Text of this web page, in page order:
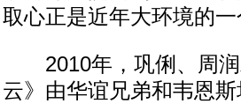
取心正是近年大环境的一
2010年，巩俐、周润
云》由华谊兄弟和韦恩